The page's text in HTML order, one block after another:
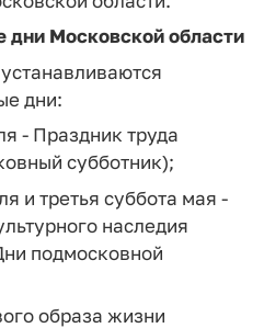
дни Московской области
дни:
- Праздник труда
субботник);
и третья суббота мая -
наследия
подмосковной
образа жизни